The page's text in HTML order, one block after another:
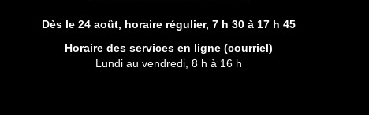
Dès le 24 août, horaire régulier, 7 h 30 à 17 h 45
Horaire des services en ligne (courriel)
Lundi au vendredi, 8 h à 16 h